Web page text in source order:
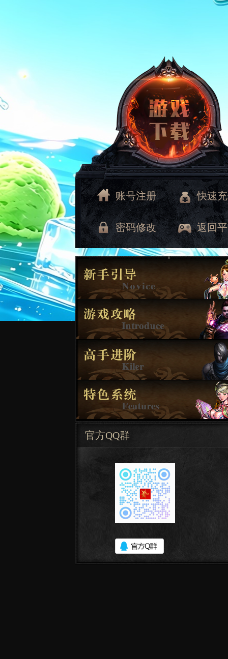
账号注册 快速
密码修改 返回
官方QQ群